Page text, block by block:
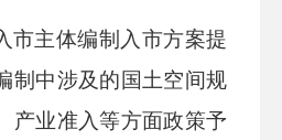
市主体编制入市方案提
制中涉及的国土空间规
产业准入等方面政策予